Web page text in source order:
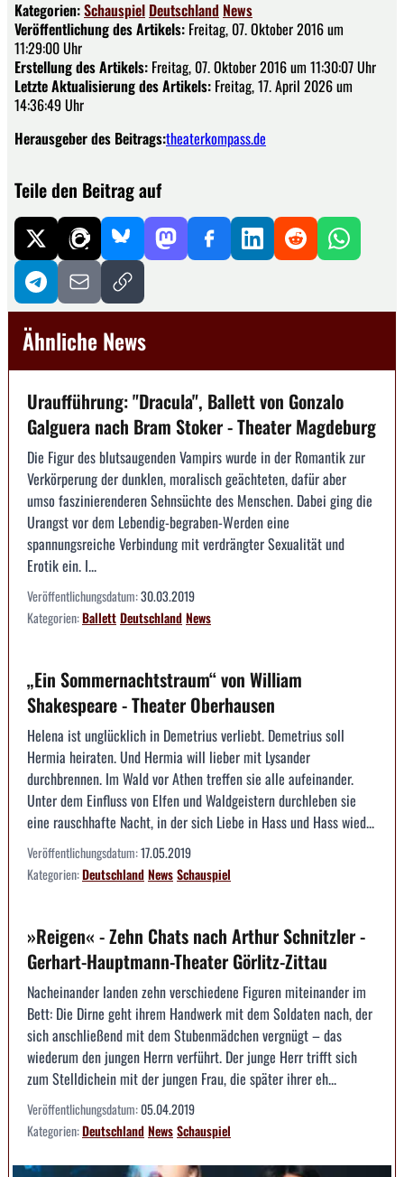
Kategorien:Schauspiel Deutschland News
Veröffentlichung des Artikels: Freitag, 07. Oktober 2016 um
11:29:00 Uhr
Erstellung des Artikels: Freitag, 07. Oktober 2016 um 11:30:07 Uhr
Letzte Aktualisierung des Artikels: Freitag, 17. April 2026 um
14:36:49 Uhr
Herausgeber des Beitrags:theaterkompass.de
Teile den Beitrag auf
Ähnliche News
Uraufführung: "Dracula", Ballett von Gonzalo
Galguera nach Bram Stoker - Theater Magdeburg
Die Figur des blutsaugenden Vampirs wurde in der Romantik zur
Verkörperung der dunklen, moralisch geächteten, dafür aber
umso faszinierenderen Sehnsüchte des Menschen. Dabei ging die
Urangst vor dem Lebendig-begraben-Werden eine
spannungsreiche Verbindung mit verdrängter Sexualität und
Erotik ein. I...
Veröffentlichungsdatum:30.03.2019
Kategorien:BallettDeutschlandNews
„Ein Sommernachtstraum“ von William
Shakespeare - Theater Oberhausen
Helena ist unglücklich in Demetrius verliebt. Demetrius soll
Hermia heiraten. Und Hermia will lieber mit Lysander
durchbrennen. Im Wald vor Athen treffen sie alle aufeinander.
Unter dem Einfluss von Elfen und Waldgeistern durchleben sie
eine rauschhafte Nacht, in der sich Liebe in Hass und Hass wied...
Veröffentlichungsdatum:17.05.2019
Kategorien:DeutschlandNewsSchauspiel
»Reigen« - Zehn Chats nach Arthur Schnitzler -
Gerhart-Hauptmann-Theater Görlitz-Zittau
Nacheinander landen zehn verschiedene Figuren miteinander im
Bett: Die Dirne geht ihrem Handwerk mit dem Soldaten nach, der
sich anschließend mit dem Stubenmädchen vergnügt – das
wiederum den jungen Herrn verführt. Der junge Herr trifft sich
zum Stelldichein mit der jungen Frau, die später ihrer eh...
Veröffentlichungsdatum:05.04.2019
Kategorien:DeutschlandNewsSchauspiel